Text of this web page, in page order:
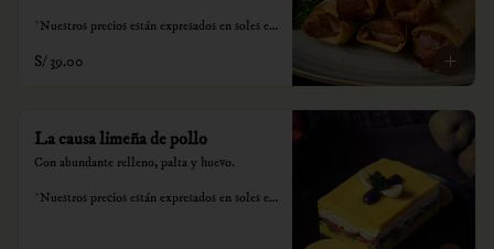
*Nuestros precios están expresados en soles e
consumo.
S/ 39.00
La causa limeña de pollo
Con abundante relleno, palta y huevo.
*Nuestros precios están expresados en soles e